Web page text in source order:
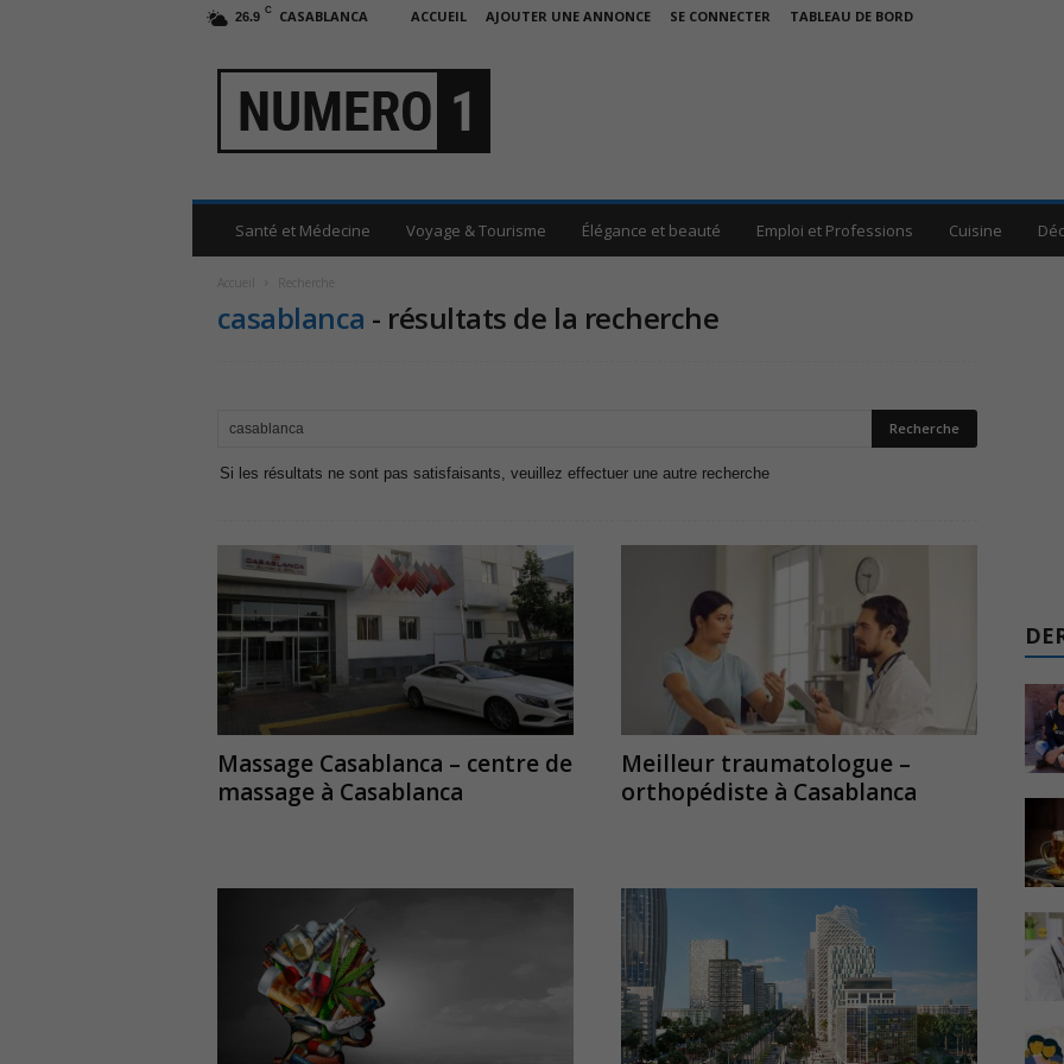
26.9 C CASABLANCA ACCUEIL AJOUTER UNE ANNONCE SE CONNECTER TABLEAU DE BORD
1
u
Santé et Médecine Voyage & Tourisme Élégance et beauté Emploi et Professions Cuisine
Accueil
casablanca - résultats de la recherche
Si les résultats ne sont pas satisfaisants, veuillez effectuer une autre recherche
Massage Casablanca – centre de
massage à Casablanca
Meilleur traumatologue –
orthopédiste à Casablanca